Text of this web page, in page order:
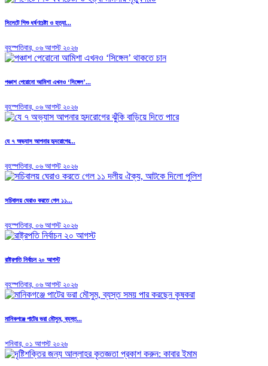
সিলেটে শিশু ধর্ষণচেষ্টা ও হত্যা...
বৃহস্পতিবার, ০৬ আগস্ট ২০২৬
পঞ্চাশ পেরোনো আমিশা এখনও ‘সিঙ্গেল’...
বৃহস্পতিবার, ০৬ আগস্ট ২০২৬
যে ৭ অভ্যাস আপনার হৃদরোগের...
বৃহস্পতিবার, ০৬ আগস্ট ২০২৬
সচিবালয় ঘেরাও করতে গেল ১১...
বৃহস্পতিবার, ০৬ আগস্ট ২০২৬
রাষ্ট্রপতি নির্বাচন ২০ আগস্ট
বৃহস্পতিবার, ০৬ আগস্ট ২০২৬
মানিকগঞ্জে পাটের ভরা মৌসুম, ব্যস্ত...
শনিবার, ০১ আগস্ট ২০২৬